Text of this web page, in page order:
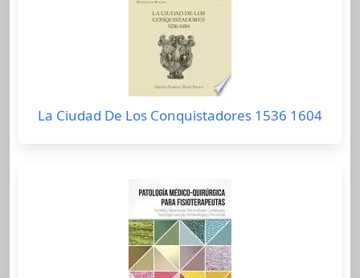
La Ciudad De Los Conquistadores 1536 1604